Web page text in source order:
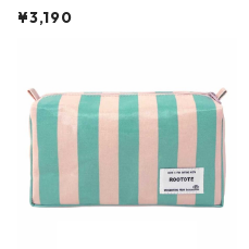
ファスナーポーチ 撥水加工 トラベ
ーガンディー、オフホワイト
¥3,190